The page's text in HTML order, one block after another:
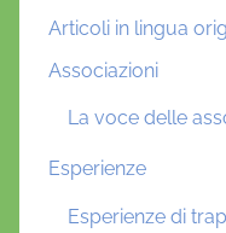
Articoli in lingua
Associazioni
La voce delle
Esperienze
Esperienze di